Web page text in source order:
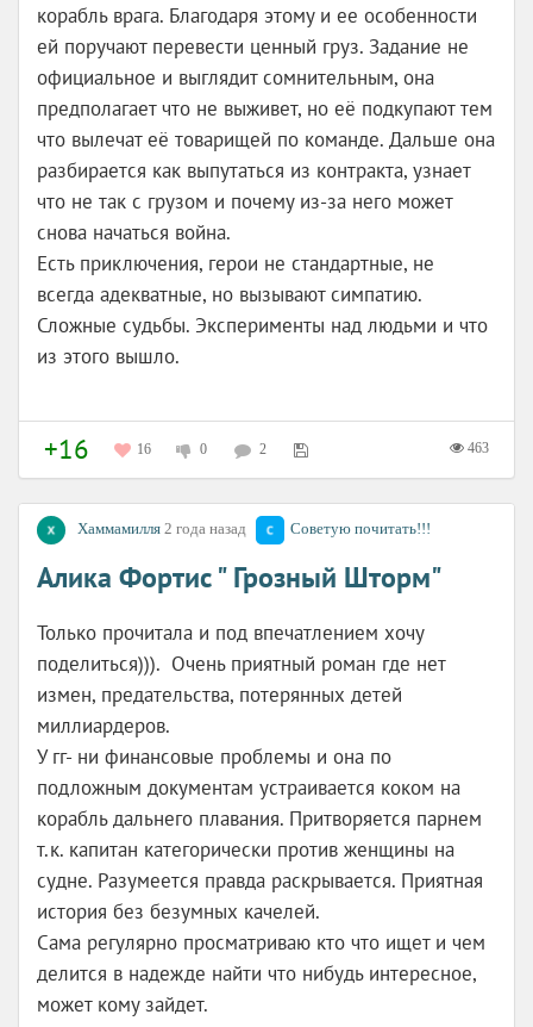
корабль врага. Благодаря этому и ее особенности
ей поручают перевести ценный груз. Задание не
официальное и выглядит сомнительным, она
предполагает что не выживет, но её подкупают тем
что вылечат её товарищей по команде. Дальше она
разбирается как выпутаться из контракта, узнает
что не так с грузом и почему из-за него может
снова начаться война.
Есть приключения, герои не стандартные, не
всегда адекватные, но вызывают симпатию.
Сложные судьбы. Эксперименты над людьми и что
из этого вышло.
+16 16 0 2 463
Хаммамилля 2 года назад Советую почитать!!!
Алика Фортис " Грозный Шторм"
Только прочитала и под впечатлением хочу
поделиться))). Очень приятный роман где нет
измен, предательства, потерянных детей
миллиардеров.
У гг- ни финансовые проблемы и она по
подложным документам устраивается коком на
корабль дальнего плавания. Притворяется парнем
т.к. капитан категорически против женщины на
судне. Разумеется правда раскрывается. Приятная
история без безумных качелей.
Сама регулярно просматриваю кто что ищет и чем
делится в надежде найти что нибудь интересное,
может кому зайдет.